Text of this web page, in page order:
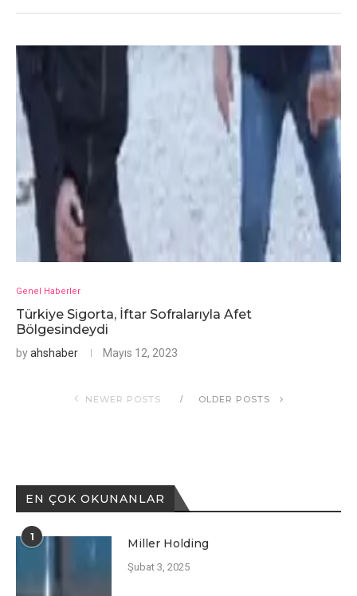
Genel Haberler
Türkiye Sigorta, İftar Sofralarıyla Afet
Bölgesindeydi
byahshaber Mayıs 12, 2023
NEWER POSTS OLDER POSTS
EN ÇOK OKUNANLAR
1 Miller Holding
Şubat 3, 2025